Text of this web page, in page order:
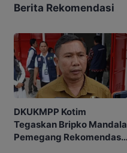
Berita Rekomendasi
DKUKMPP Kotim
Tegaskan Bripko Mandala
Pemegang Rekomendasi